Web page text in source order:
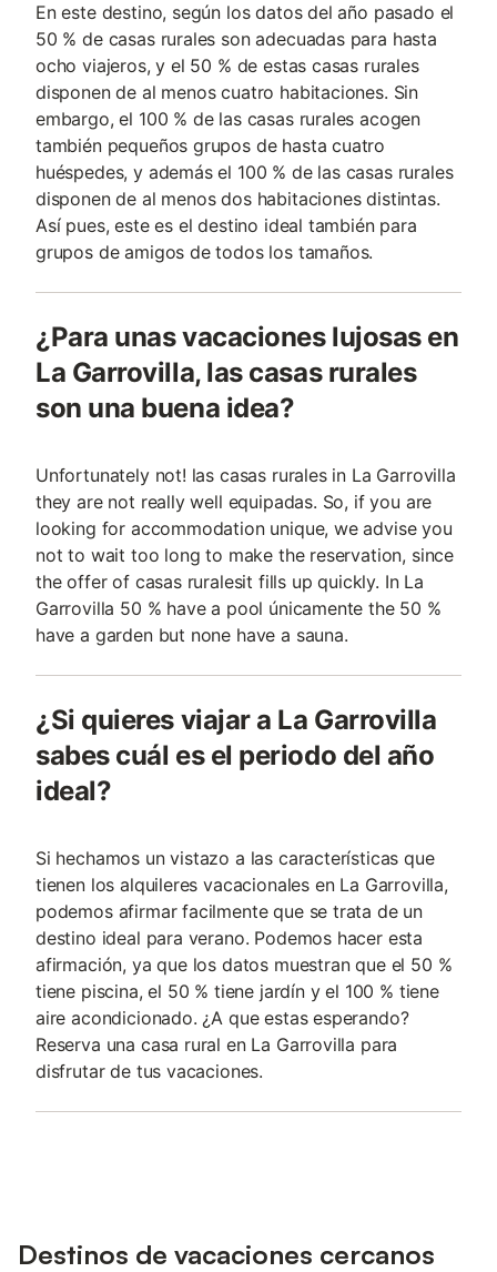
En este destino, según los datos del año pasado el
50 % de casas rurales son adecuadas para hasta
ocho viajeros, y el 50 % de estas casas rurales
disponen de al menos cuatro habitaciones. Sin
embargo, el 100 % de las casas rurales acogen
también pequeños grupos de hasta cuatro
huéspedes, y además el 100 % de las casas rurales
disponen de al menos dos habitaciones distintas.
Así pues, este es el destino ideal también para
grupos de amigos de todos los tamaños.
¿Para unas vacaciones lujosas en
La Garrovilla, las casas rurales
son una buena idea?
Unfortunately not! las casas rurales in La Garrovilla
they are not really well equipadas. So, if you are
looking for accommodation unique, we advise you
not to wait too long to make the reservation, since
the offer of casas ruralesit fills up quickly. In La
Garrovilla 50 % have a pool únicamente the 50 %
have a garden but none have a sauna.
¿Si quieres viajar a La Garrovilla
sabes cuál es el periodo del año
ideal?
Si hechamos un vistazo a las características que
tienen los alquileres vacacionales en La Garrovilla,
podemos afirmar facilmente que se trata de un
destino ideal para verano. Podemos hacer esta
afirmación, ya que los datos muestran que el 50 %
tiene piscina, el 50 % tiene jardín y el 100 % tiene
aire acondicionado. ¿A que estas esperando?
Reserva una casa rural en La Garrovilla para
disfrutar de tus vacaciones.
Destinos de vacaciones cercanos